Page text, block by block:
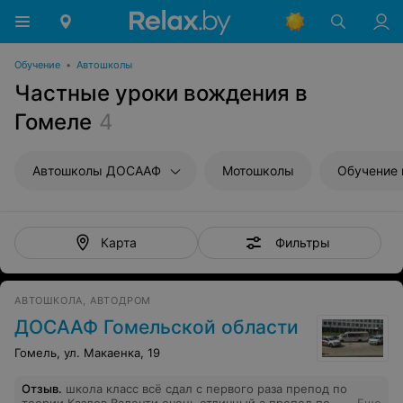
Обучение • Автошколы
Частные уроки вождения в
Гомеле 4
Автошколы ДОСААФ Мотошколы Обучение
Карта Фильтры
АВТОШКОЛА, АВТОДРОМ
ДОСААФ Гомельской области
Гомель, ул. Макаенка, 19
Отзыв. школа класс всё сдал с первого раза препод по